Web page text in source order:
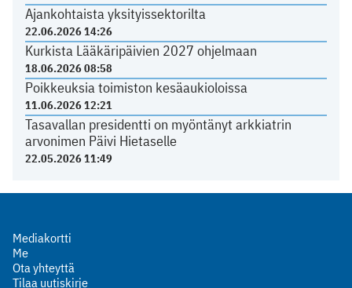
Ajankohtaista yksityissektorilta
22.06.2026 14:26
Kurkista Lääkäripäivien 2027 ohjelmaan
18.06.2026 08:58
Poikkeuksia toimiston kesäaukioloissa
11.06.2026 12:21
Tasavallan presidentti on myöntänyt arkkiatrin
arvonimen Päivi Hietaselle
22.05.2026 11:49
Mediakortti
Me
Ota yhteyttä
Tilaa uutiskirje